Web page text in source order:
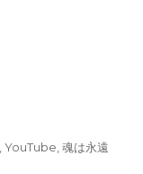
,YouTube ,魂は永遠